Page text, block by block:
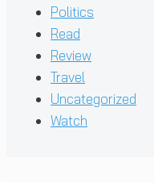
Politics
Read
Review
Travel
Uncategorized
Watch